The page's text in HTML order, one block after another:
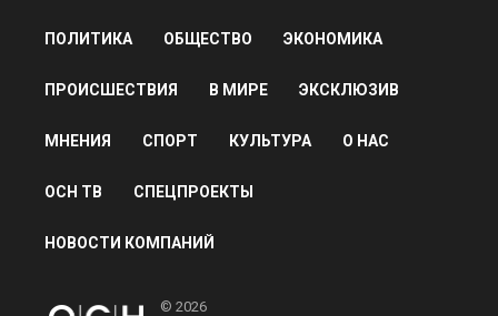
ПОЛИТИКА ОБЩЕСТВО ЭКОНОМИКА
ПРОИСШЕСТВИЯ В МИРЕ ЭКСКЛЮЗИВ
МНЕНИЯ СПОРТ КУЛЬТУРА О НАС
ОСН ТВ СПЕЦПРОЕКТЫ
НОВОСТИ КОМПАНИЙ
© 2026